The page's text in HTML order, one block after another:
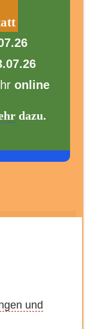
online
dazu.
und